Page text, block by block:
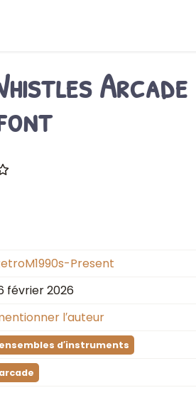
Present
février 2026
l′auteur
ensembles d′instruments
arcade